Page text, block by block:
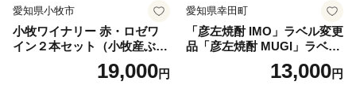
葛城市ふるさと納税担当(委託先:株式会社
じゃばらいず北山) 宛
愛知県小牧市
小牧ワイナリー 赤・ロゼワ
イン２本セット（小牧産ぶど
19,000円
愛知県幸田町
「彦左焼酎 IMO」ラベル変更
品「彦左焼酎 MUGI」ラベル
変更品 飲み比べ セット 合計
2本 720ml×各1本 25度 焼酎
13,000円